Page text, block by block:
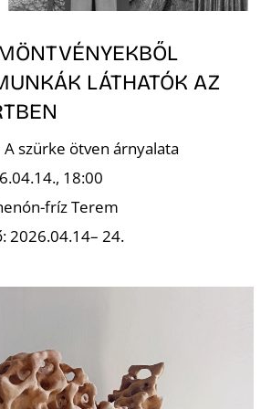
LÁTHATÓK AZ
szürke ötven árnyalata
18:00
fríz Terem
2026.04.14– 24.